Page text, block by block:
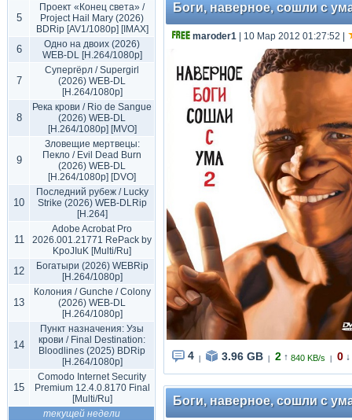
5
Проект «Конец света» /
Project Hail Mary (2026)
BDRip [AV1/1080p] [IMAX]
6
Одно на двоих (2026)
WEB-DL [H.264/1080p]
7
Супергёрл / Supergirl
(2026) WEB-DL
[H.264/1080p]
8
Река крови / Rio de Sangue
(2026) WEB-DL
[H.264/1080p] [MVO]
9
Зловещие мертвецы:
Пекло / Evil Dead Burn
(2026) WEB-DL
[H.264/1080p] [DVO]
10
Последний рубеж / Lucky
Strike (2026) WEB-DLRip
[H.264]
11
Adobe Acrobat Pro
2026.001.21771 RePack by
KpoJIuK [Multi/Ru]
12
Богатыри (2026) WEBRip
[H.264/1080p]
13
Колония / Gunche / Colony
(2026) WEB-DL
[H.264/1080p]
14
Пункт назначения: Узы
крови / Final Destination:
Bloodlines (2025) BDRip
[H.264/1080p]
15
Comodo Internet Security
Premium 12.4.0.8170 Final
[Multi/Ru]
текущей недели
Боги, наверное, сошли с
maroder1 | 10 Мар 2012 01:27:52
4 3.96 GB 2 ↑ 840 KB/s 0 ↓
Боги, наверное, сошли с